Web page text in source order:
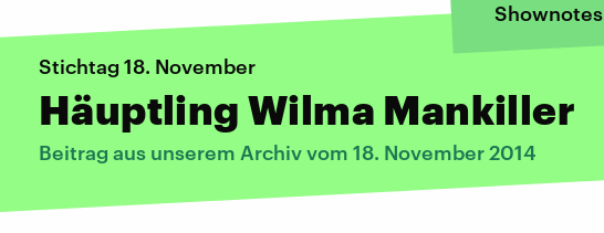
Shownotes
Stichtag 18. November
Häuptling Wilma Mankiller
Beitrag aus unserem Archiv vom 18. November 2014